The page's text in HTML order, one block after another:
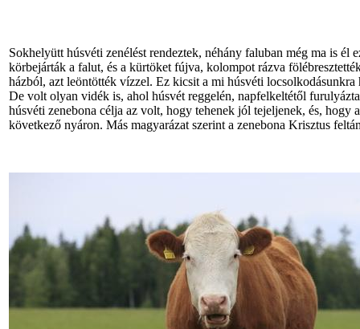
Sokhelyütt húsvéti zenélést rendeztek, néhány faluban még ma is él
körbejárták a falut, és a kürtöket fújva, kolompot rázva
házból, azt leöntötték vízzel. Ez kicsit a mi húsvéti locsolkodásunkra
De volt olyan vidék is, ahol húsvét reggelén, napfelkeltétől
húsvéti zenebona célja az volt, hogy tehenek jól tejeljenek, és, hogy
következő nyáron. Más magyarázat szerint a zenebona Krisztus